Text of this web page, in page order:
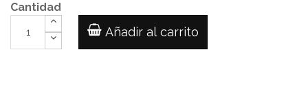
Cantidad
Añadir al carrito